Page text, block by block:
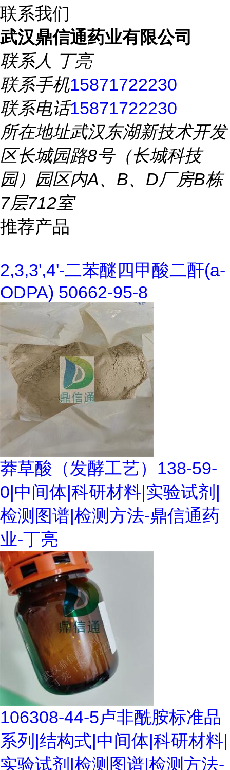
联系我们
武汉鼎信通药业有限公司
联系人 丁亮
联系手机15871722230
联系电话15871722230
所在地址武汉东湖新技术开发
区长城园路8号（长城科技
园）园区内A、B、D厂房B栋
7层712室
推荐产品
2,3,3',4'-二苯醚四甲酸二酐(a-
ODPA) 50662-95-8
莽草酸（发酵工艺）138-59-
0|中间体|科研材料|实验试剂|
检测图谱|检测方法-鼎信通药
业-丁亮
106308-44-5卢非酰胺标准品
系列|结构式|中间体|科研材料|
实验试剂|检测图谱|检测方法-